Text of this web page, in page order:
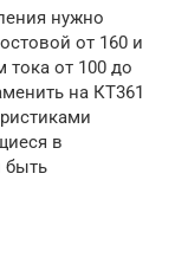
нужно
от 160 и
от 100 до
на КТ361
в
быть